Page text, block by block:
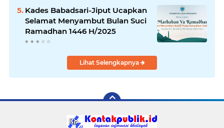
Kades Babadsari-Jiput Ucapkan
Selamat Menyambut Bulan Suci
Ramadhan 1446 H/2025
Lihat Selengkapnya